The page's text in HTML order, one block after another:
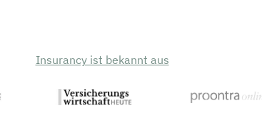
Insurancy ist bekannt aus